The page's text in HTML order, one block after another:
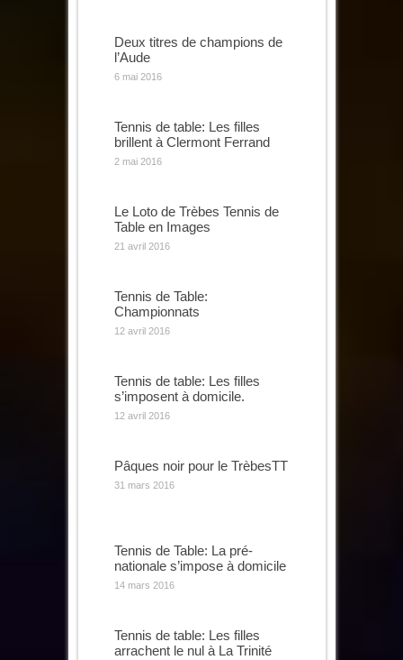
Deux titres de champions de
l’Aude
6 mai 2016
Tennis de table: Les filles
brillent à Clermont Ferrand
2 mai 2016
Le Loto de Trèbes Tennis de
Table en Images
21 avril 2016
Tennis de Table:
Championnats
12 avril 2016
Tennis de table: Les filles
s’imposent à domicile.
12 avril 2016
Pâques noir pour le TrèbesTT
31 mars 2016
Tennis de Table: La pré-
nationale s’impose à domicile
14 mars 2016
Tennis de table: Les filles
arrachent le nul à La Trinité